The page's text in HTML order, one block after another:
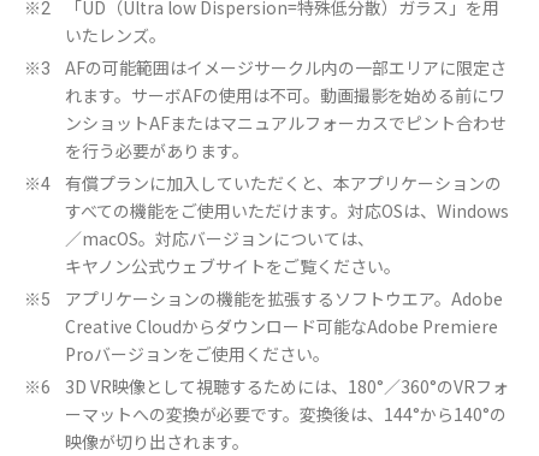
※2
「UD（Ultra low Dispersion=特殊低分散）ガラス」を用
いたレンズ。
※3
AFの可能範囲はイメージサークル内の一部エリアに限定さ
れます。サーボAFの使用は不可。動画撮影を始める前にワ
ンショットAFまたはマニュアルフォーカスでピント合わせ
を行う必要があります。
※4
有償プランに加入していただくと、本アプリケーションの
すべての機能をご使用いただけます。対応OSは、Windows
／macOS。対応バージョンについては、
キヤノン公式ウェブサイトをご覧ください。
※5
アプリケーションの機能を拡張するソフトウエア。Adobe
Creative Cloudからダウンロード可能なAdobe Premiere
Proバージョンをご使用ください。
※6
3D VR映像として視聴するためには、180°／360°のVRフォ
ーマットへの変換が必要です。変換後は、144°から140°の
映像が切り出されます。